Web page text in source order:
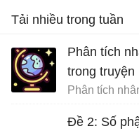
Tải nhiều trong tuần
Phân tích
trong truyện
Đề 2: Số